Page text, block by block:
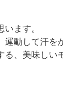
ます。
動して汗を
、美味しい